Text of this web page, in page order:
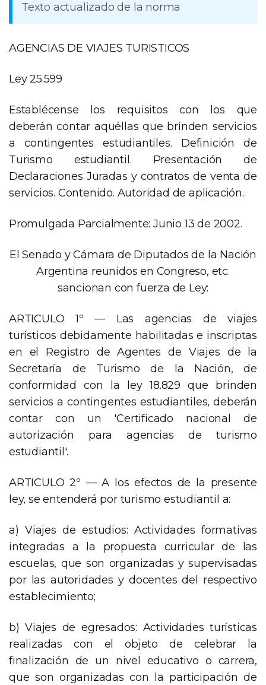
Texto actualizado de la norma
AGENCIAS DE VIAJES TURISTICOS
Ley 25.599
Establécense los requisitos con los que
deberán contar aquéllas que brinden servicios
a contingentes estudiantiles. Definición de
Turismo estudiantil. Presentación de
Declaraciones Juradas y contratos de venta de
servicios. Contenido. Autoridad de aplicación.
Promulgada Parcialmente: Junio 13 de 2002.
El Senado y Cámara de Diputados de la Nación
Argentina reunidos en Congreso, etc.
sancionan con fuerza de Ley:
ARTICULO 1º — Las agencias de viajes
turísticos debidamente habilitadas e inscriptas
en el Registro de Agentes de Viajes de la
Secretaría de Turismo de la Nación, de
conformidad con la ley 18.829 que brinden
servicios a contingentes estudiantiles, deberán
contar con un 'Certificado nacional de
autorización para agencias de turismo
estudiantil'.
ARTICULO 2º — A los efectos de la presente
ley, se entenderá por turismo estudiantil a:
a) Viajes de estudios: Actividades formativas
integradas a la propuesta curricular de las
escuelas, que son organizadas y supervisadas
por las autoridades y docentes del respectivo
establecimiento;
b) Viajes de egresados: Actividades turísticas
realizadas con el objeto de celebrar la
finalización de un nivel educativo o carrera,
que son organizadas con la participación de